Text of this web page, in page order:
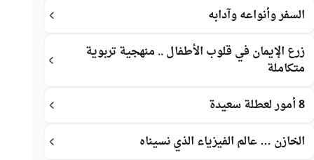
السفر وأنواعه وآدابه
زرع الإيمان في قلوب الأطفال .. منهجية تربوية
متكاملة
8 أمور لعطلة سعيدة
الخازن … عالم الفيزياء الذي نسيناه